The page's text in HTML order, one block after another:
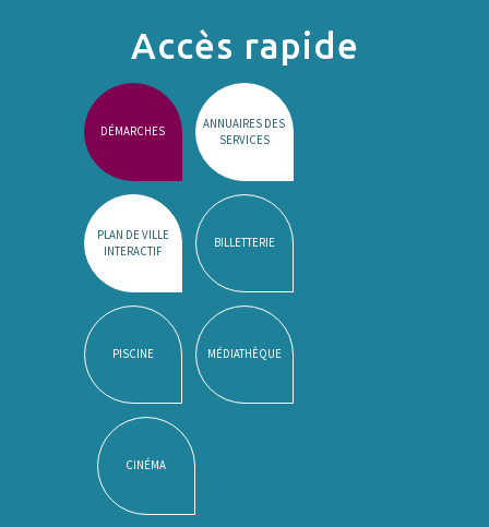
Accès rapide
DÉMARCHES
ANNUAIRES DES
SERVICES
PLAN DE VILLE
INTERACTIF
BILLETTERIE
PISCINE MÉDIATHÈQUE
CINÉMA